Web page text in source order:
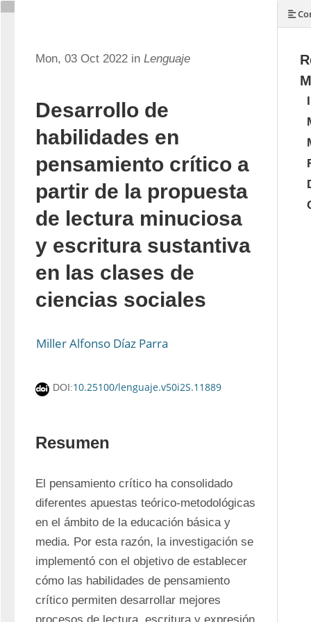
Mon, 03 Oct 2022 in Lenguaje
Desarrollo de
habilidades en
pensamiento crítico a
partir de la propuesta
de lectura minuciosa
y escritura sustantiva
en las clases de
ciencias sociales
Miller Alfonso Díaz Parra
DOI:10.25100/lenguaje.v50i2S.11889
Resumen
El pensamiento crítico ha consolidado
diferentes apuestas teórico-metodológicas
en el ámbito de la educación básica y
media. Por esta razón, la investigación se
implementó con el objetivo de establecer
cómo las habilidades de pensamiento
crítico permiten desarrollar mejores